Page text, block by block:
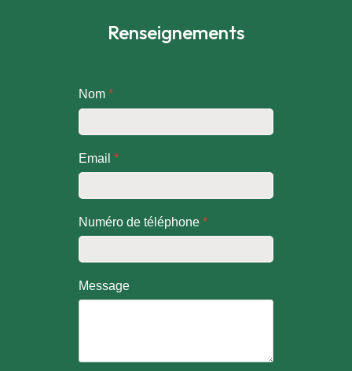
Renseignements
Nom *
Email *
Numéro de téléphone *
Message